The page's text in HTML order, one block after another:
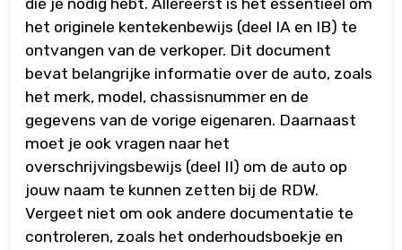
die je nodig hebt. Allereerst is het essentieel om
het originele kentekenbewijs (deel IA en IB) te
ontvangen van de verkoper. Dit document
bevat belangrijke informatie over de auto, zoals
het merk, model, chassisnummer en de
gegevens van de vorige eigenaren. Daarnaast
moet je ook vragen naar het
overschrijvingsbewijs (deel II) om de auto op
jouw naam te kunnen zetten bij de RDW.
Vergeet niet om ook andere documentatie te
controleren, zoals het onderhoudsboekje en